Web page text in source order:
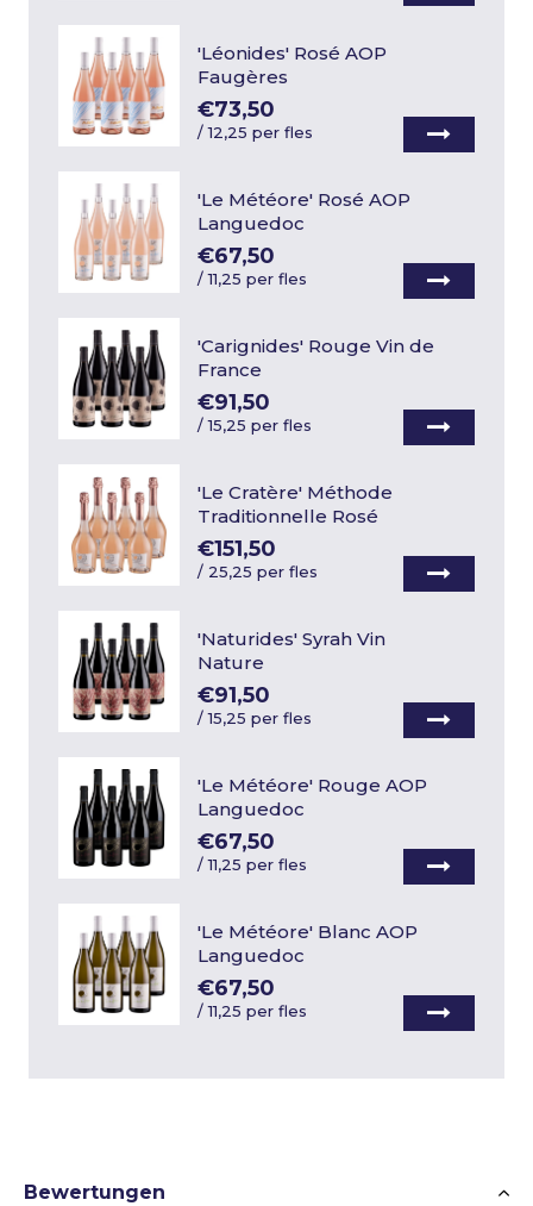
'Léonides' Rosé AOP
Faugères
€73,50
/12,25 per fles
'Le Météore' Rosé AOP
Languedoc
€67,50
/11,25 per fles
'Carignides' Rouge Vin de
France
€91,50
/15,25 per fles
'Le Cratère' Méthode
Traditionnelle Rosé
€151,50
/ 25,25 per fles
'Naturides' Syrah Vin
Nature
€91,50
/15,25 per fles
'Le Météore' Rouge AOP
Languedoc
€67,50
/11,25 per fles
'Le Météore' Blanc AOP
Languedoc
€67,50
/11,25 per fles
Bewertungen